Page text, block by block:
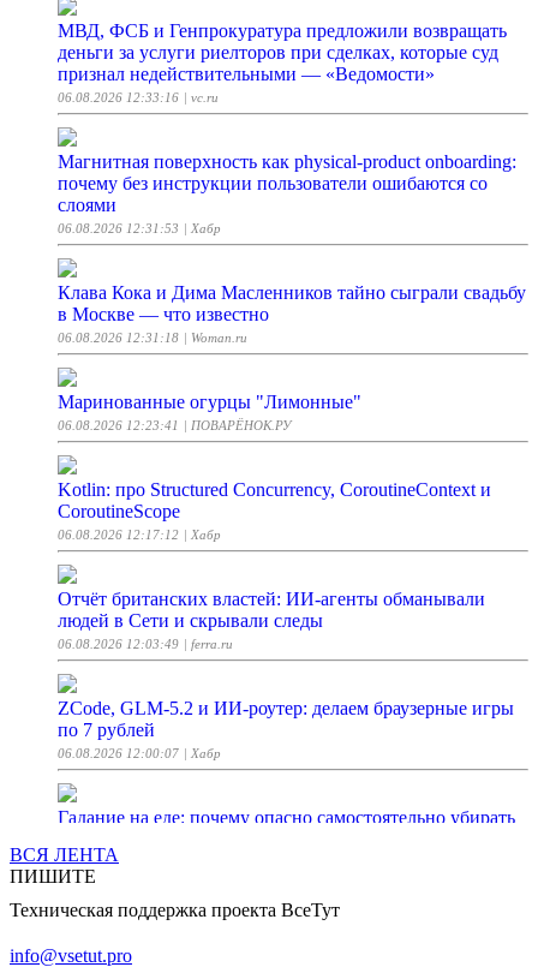
МВД, ФСБ и Генпрокуратура предложили возвращать
деньги за услуги риелторов при сделках, которые суд
признал недействительными — «Ведомости»
06.08.2026 12:33:16 | vc.ru
Магнитная поверхность как physical-product onboarding:
почему без инструкции пользователи ошибаются со
слоями
06.08.2026 12:31:53 | Хабр
Клава Кока и Дима Масленников тайно сыграли свадьбу
в Москве — что известно
06.08.2026 12:31:18 | Woman.ru
Маринованные огурцы "Лимонные"
06.08.2026 12:23:41 | ПОВАРЁНОК.РУ
Kotlin: про Structured Concurrency, CoroutineContext и
CoroutineScope
06.08.2026 12:17:12 | Хабр
Отчёт британских властей: ИИ-агенты обманывали
людей в Сети и скрывали следы
06.08.2026 12:03:49 | ferra.ru
ZCode, GLM-5.2 и ИИ-роутер: делаем браузерные игры
по 7 рублей
06.08.2026 12:00:07 | Хабр
Гадание на еде: почему опасно самостоятельно убирать
06.08.2026 12:00:00
Крылышки «как в KFC» в аэрогриле, пошаговый рецепт
с фото на 484 ккал
ВСЯ ЛЕНТА
ПИШИТЕ
Техническая поддержка проекта ВсеТут
info@vsetut.pro